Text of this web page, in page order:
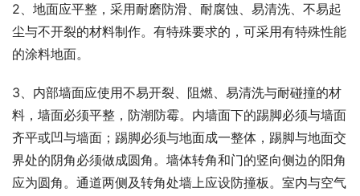
2、地面应平整，采用耐磨防滑、耐腐蚀、易清洗、不易起
尘与不开裂的材料制作。有特殊要求的，可采用有特殊性能
的涂料地面。
3、内部墙面应使用不易开裂、阻燃、易清洗与耐碰撞的材
料，墙面必须平整，防潮防霉。内墙面下的踢脚必须与墙面
齐平或凹与墙面；踢脚必须与地面成一整体，踢脚与地面交
界处的阴角必须做成圆角。墙体转角和门的竖向侧边的阳角
应为圆角。通道两侧及转角处墙上应设防撞板。室内与空气